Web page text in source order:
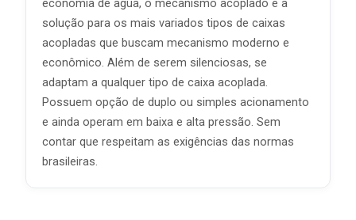
economia de agua, o mecanismo acoplado é a
solução para os mais variados tipos de caixas
acopladas que buscam mecanismo moderno e
econômico. Além de serem silenciosas, se
adaptam a qualquer tipo de caixa acoplada.
Possuem opção de duplo ou simples acionamento
e ainda operam em baixa e alta pressão. Sem
contar que respeitam as exigências das normas
brasileiras.